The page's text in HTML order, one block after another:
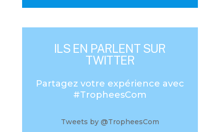
ILS EN PARLENT SUR
TWITTER
Partagez votre expérience avec
#TropheesCom
Tweets by @TropheesCom